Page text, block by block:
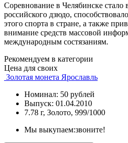
Соревнование в Челябинске
российского дзюдо,
этого спорта в стране, а также
внимание средств массовой
международным состязаниям.
Рекомендуем в категории
Цена для своих
Золотая монета Ярославль
Номинал: 50 рублей
Выпуск: 01.04.2010
7.78 г, Золото, 999/1000
Мы выкупаем:звоните!